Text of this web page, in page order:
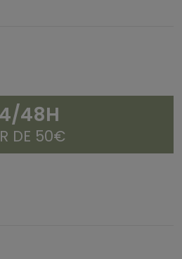
48H
DE 50€